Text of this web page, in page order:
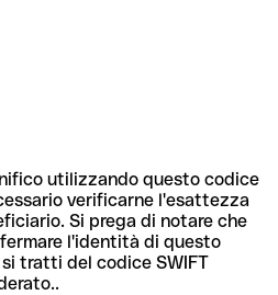
utilizzando questo codice
verificarne l'esattezza
Si prega di notare che
l'identità di questo
tratti del codice SWIFT